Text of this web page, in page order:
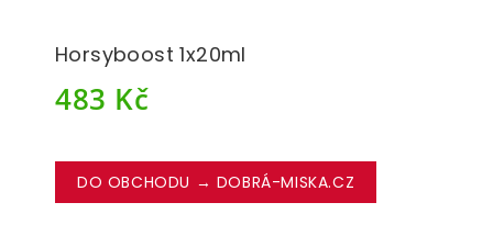
Horsyboost 1x20ml
483 Kč
DO OBCHODU → DOBRÁ-MISKA.CZ